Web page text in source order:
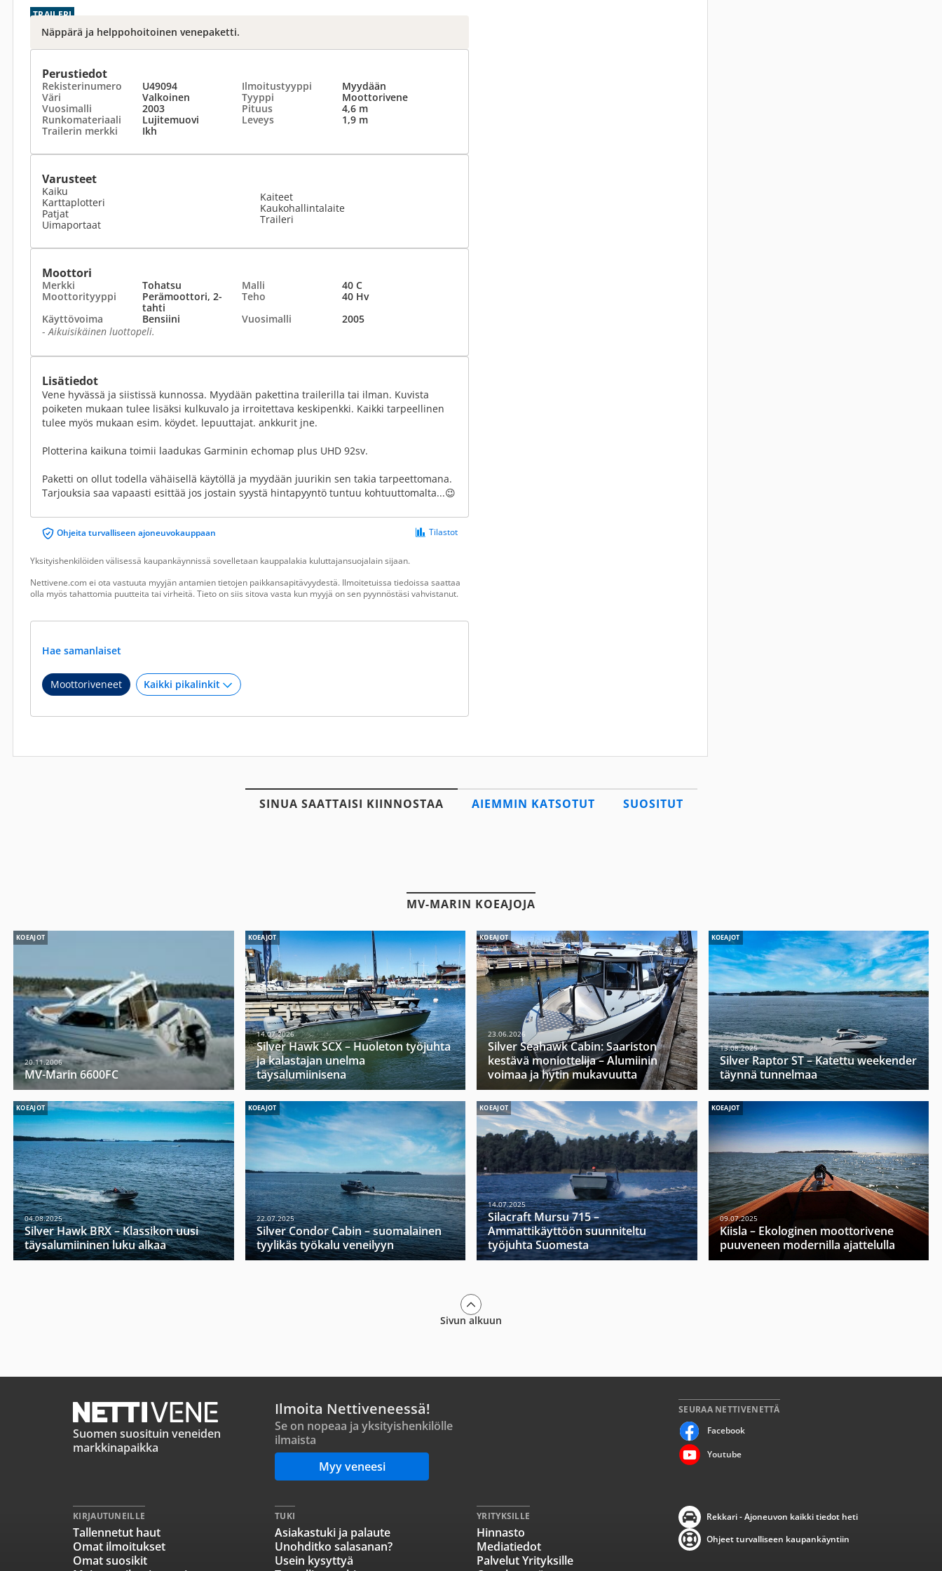
TRAILERI
Näppärä ja helppohoitoinen venepaketti.
Perustiedot
Rekisterinumero U49094 Ilmoitustyyppi
Myydään
Väri
Valkoinen Tyyppi
Moottorivene
Vuosimalli
2003 Pituus
4,6 m
Runkomateriaali
Lujitemuovi Leveys
1,9 m
Trailerin merkki
Ikh
Varusteet
Kaiku
Karttaplotteri
Patjat
Uimaportaat
Kaiteet
Kaukohallintalaite
Traileri
Moottori
Merkki Tohatsu Malli
40 C
Moottorityyppi
Perämoottori, 2-
tahti
Teho
40 Hv
Käyttövoima
Bensiini Vuosimalli
2005
-Aikuisikäinen luottopeli.
Lisätiedot
Vene hyvässä ja siistissä kunnossa. Myydään pakettina trailerilla tai ilman. Kuvista
poiketen mukaan tulee lisäksi kulkuvalo ja irroitettava keskipenkki. Kaikki tarpeellinen
tulee myös mukaan esim. köydet. lepuuttajat. ankkurit jne.
Plotterina kaikuna toimii laadukas Garminin echomap plus UHD 92sv.
Paketti on ollut todella vähäisellä käytöllä ja myydään juurikin sen takia tarpeettomana.
Tarjouksia saa vapaasti esittää jos jostain syystä hintapyyntö tuntuu kohtuuttomalta...😉
Ohjeita turvalliseen ajoneuvokauppaan Tilastot
Yksityishenkilöiden välisessä kaupankäynnissä sovelletaan kauppalakia kuluttajansuojalain sijaan.
Nettivene.com ei ota vastuuta myyjän antamien tietojen paikkansapitävyydestä. Ilmoitetuissa tiedoissa saattaa
olla myös tahattomia puutteita tai virheitä. Tieto on siis sitova vasta kun myyjä on sen pyynnöstäsi vahvistanut.
Hae samanlaiset
Moottoriveneet
SINUA SAATTAISI KIINNOSTAA AIEMMIN KATSOTUT SUOSITUT
MV-MARIN KOEAJOJA
KOEAJOT
20.11.2006
MV-Marin 6600FC
KOEAJOT
14.07.2026
Silver Hawk SCX – Huoleton työjuhta
ja kalastajan unelma
täysalumiinisena
KOEAJOT
23.06.2026
Silver Seahawk Cabin: Saariston
kestävä moniottelija – Alumiinin
voimaa ja hytin mukavuutta
KOEAJOT
13.08.2025
Silver Raptor ST – Katettu weekender
täynnä tunnelmaa
KOEAJOT
04.08.2025
Silver Hawk BRX – Klassikon uusi
täysalumiininen luku alkaa
KOEAJOT
22.07.2025
Silver Condor Cabin – suomalainen
tyylikäs työkalu veneilyyn
KOEAJOT
14.07.2025
Silacraft Mursu 715 –
Ammattikäyttöön suunniteltu
työjuhta Suomesta
KOEAJOT
09.07.2025
Kiisla – Ekologinen moottorivene
puuveneen modernilla ajattelulla
Sivun alkuun
Suomen suosituin veneiden
markkinapaikka
Ilmoita Nettiveneessä!
Se on nopeaa ja yksityishenkilölle
ilmaista
Myy veneesi
SEURAA NETTIVENETTÄ
Facebook
Youtube
KIRJAUTUNEILLE
Tallennetut haut
Omat ilmoitukset
Omat suosikit
TUKI
Asiakastuki ja palaute
Unohditko salasanan?
Usein kysyttyä
YRITYKSILLE
Hinnasto
Mediatiedot
Palvelut Yrityksille
Rekkari - Ajoneuvon kaikki tiedot heti
Ohjeet turvalliseen kaupankäyntiin